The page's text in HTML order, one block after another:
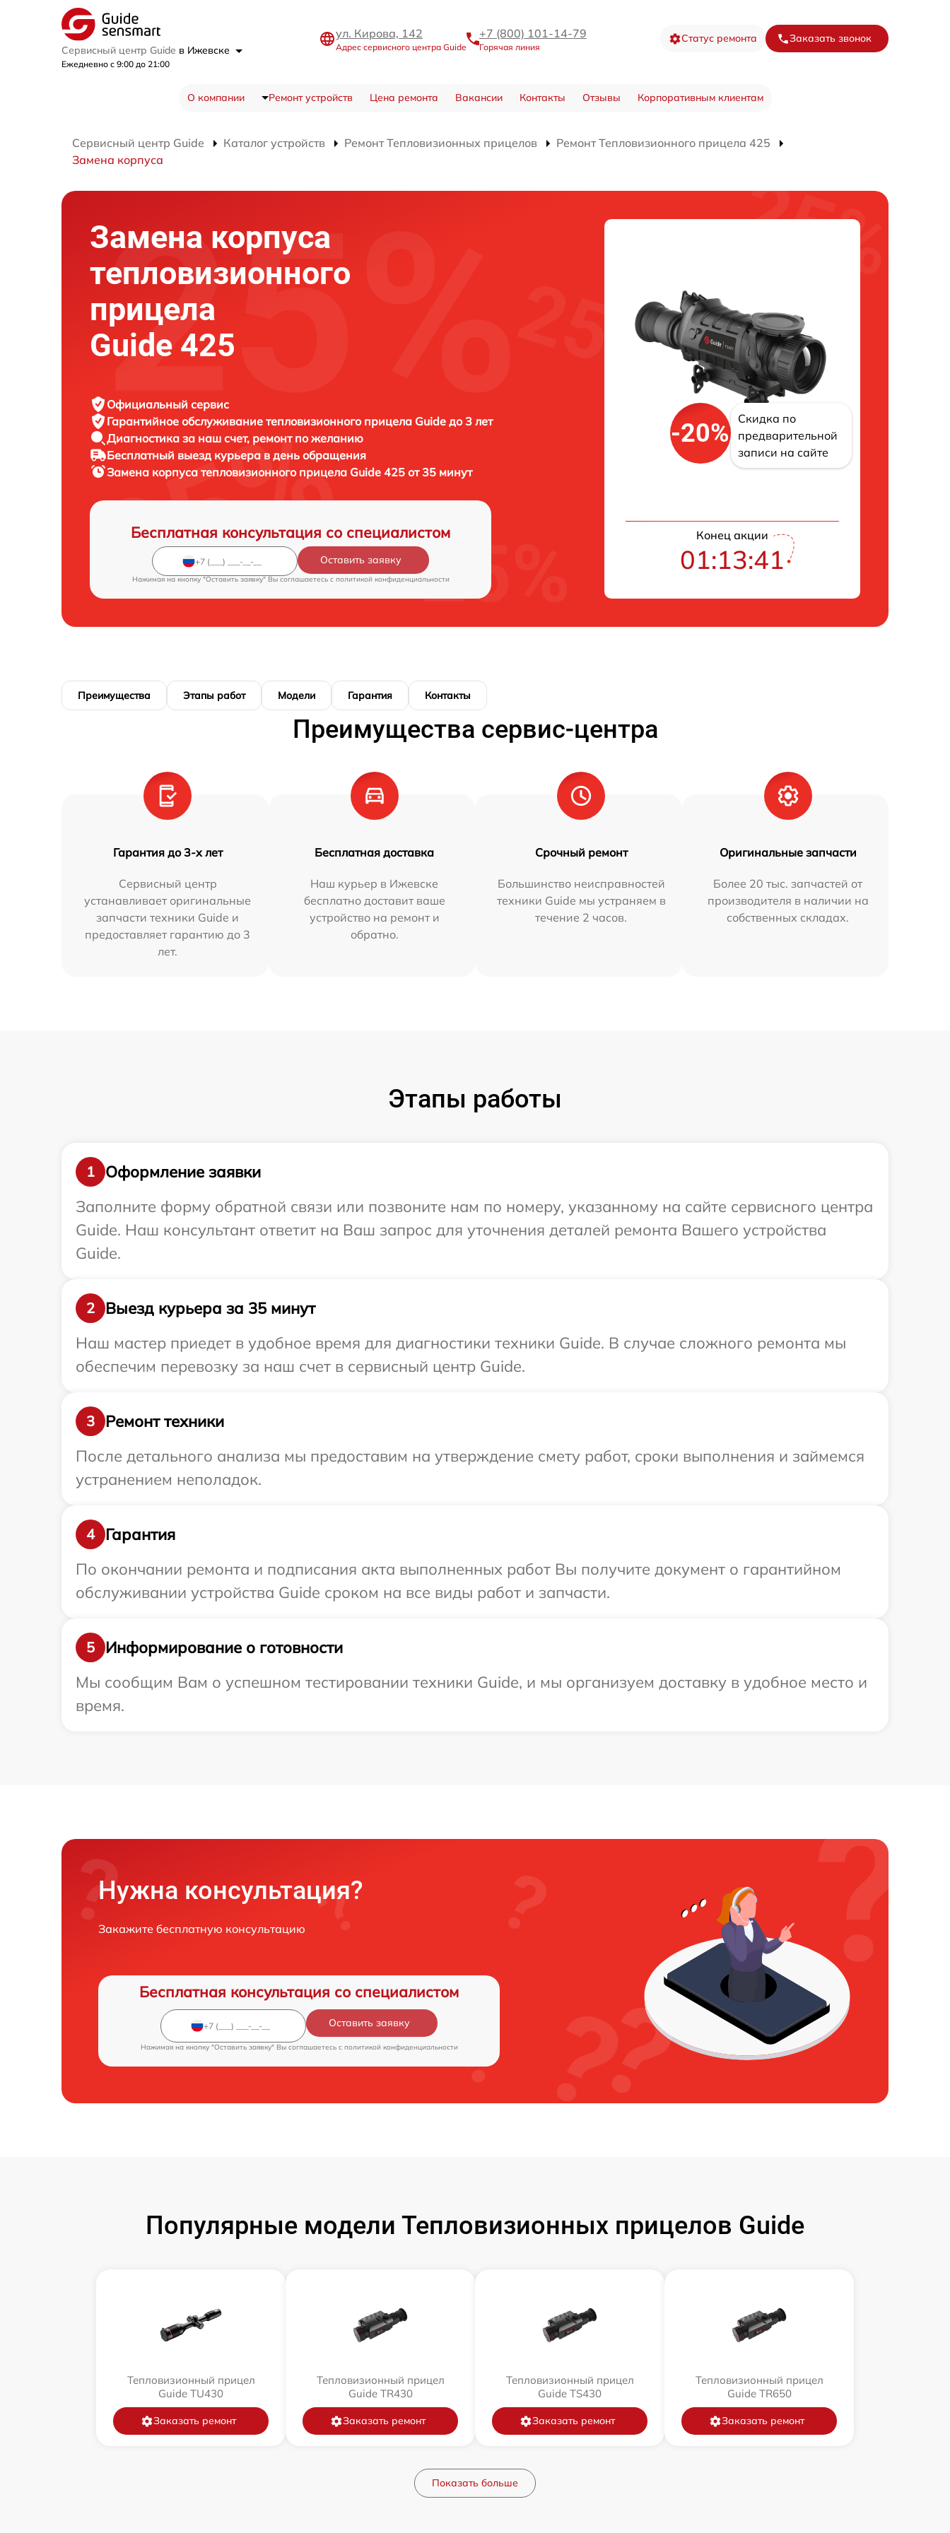
Сервисный центр Guide в Ижевске
Ежедневно с 9:00 до 21:00
ул. Кирова, 142
Адрес сервисного центра Guide
+7 (800) 101-14-79
Горячая линия
Статус ремонта Заказать звонок
О компании Ремонт устройств Цена ремонта Вакансии Контакты Отзывы Корпоративным клиентам
Сервисный центр Guide Каталог устройств Ремонт Тепловизионных прицелов
Ремонт Тепловизионного прицела 425
Замена корпуса
Замена корпуса
тепловизионного
прицела
Guide 425
Официальный сервис
Гарантийное обслуживание тепловизионного прицела Guide до 3 лет
Диагностика за наш счет, ремонт по желанию
Бесплатный выезд курьера в день обращения
Замена корпуса тепловизионного прицела Guide 425 от 35 минут
Бесплатная консультация со специалистом
Оставить заявку
Нажимая на кнопку "Оставить заявку" Вы соглашаетесь c политикой конфиденциальности
-20%
Скидка по
предварительной
записи на сайте
Конец акции
01:13:40
Преимущества Этапы работ Модели Гарантия Контакты
Преимущества сервис-центра
Гарантия до 3-х лет
Сервисный центр
устанавливает оригинальные
запчасти техники Guide и
предоставляет гарантию до 3
лет.
Бесплатная доставка
Наш курьер в Ижевске
бесплатно доставит ваше
устройство на ремонт и
обратно.
Срочный ремонт
Большинство неисправностей
техники Guide мы устраняем в
течение 2 часов.
Оригинальные запчасти
Более 20 тыс. запчастей от
производителя в наличии на
собственных складах.
Этапы работы
1
Оформление заявки
Заполните форму обратной связи или позвоните нам по номеру, указанному на сайте сервисного центра
Guide. Наш консультант ответит на Ваш запрос для уточнения деталей ремонта Вашего устройства
Guide.
2
Выезд курьера за 35 минут
Наш мастер приедет в удобное время для диагностики техники Guide. В случае сложного ремонта мы
обеспечим перевозку за наш счет в сервисный центр Guide.
3
Ремонт техники
После детального анализа мы предоставим на утверждение смету работ, сроки выполнения и займемся
устранением неполадок.
4
Гарантия
По окончании ремонта и подписания акта выполненных работ Вы получите документ о гарантийном
обслуживании устройства Guide сроком на все виды работ и запчасти.
5
Информирование о готовности
Мы сообщим Вам о успешном тестировании техники Guide, и мы организуем доставку в удобное место и
время.
Нужна консультация?
Закажите бесплатную консультацию
Бесплатная консультация со специалистом
Оставить заявку
Нажимая на кнопку "Оставить заявку" Вы соглашаетесь c политикой конфиденциальности
Популярные модели Тепловизионных прицелов Guide
Тепловизионный прицел
Guide TU430
Заказать ремонт
Тепловизионный прицел
Guide TR430
Заказать ремонт
Тепловизионный прицел
Guide TS430
Заказать ремонт
Тепловизионный прицел
Guide TR650
Заказать ремонт
Показать больше